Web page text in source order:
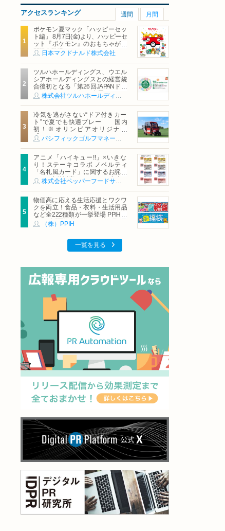
アクセスランキング 週間 月間
ポケモン夏マック「ハッピーセッ
ト編」 8月7日(金)より、ハッピーセ
ット『ポケモン』のおもちゃが期
間限定登場
日本マクドナルド株式会社
ツルハホールディングス、ウエル
シアホールディングスとの経営統
合後初となる「第26回JAPANドラ
ッグストアショー」に出展
冷気を逃がさない“ドア付きカー
ト”で夏でも快適プレー 国内
初！※オリンピアオリジナル
「AirCon Cart（エアコンカー
ト）」導入 | ＰＧＭ
アニメ「ハイキュー!!」×いきな
り！ステーキコラボ ノベルティ
「名札風カード」に関するお詫び
および交換対応についてのご案内
物価高に応える生活応援とワクワ
クを両立！食品・衣料・生活用品
など全222種類が一挙登場 PPIHグ
ループ「夏福袋」＆セール 8月6日
(木)より順次スタート
（株）PPIH
一覧を見る